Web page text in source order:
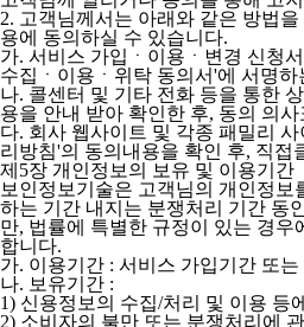
2. 고객님께서는 아래와 같은 방법을
용에 동의하실 수 있습니다.
가. 서비스 가입ㆍ이용ㆍ변경 신청
수집ㆍ이용ㆍ위탁 동의서'에 서명하
나. 콜센터 및 기타 전화 등을 통한
용을 안내 받아 확인한 후, 동의 의
다. 회사 웹사이트 및 각종 패밀리
리방침'의 동의내용을 확인 후, 직접
제5장 개인정보의 보유 및 이용기간
보인정보기술은 고객님의 개인정보
하는 기간 내지는 분쟁처리 기간 동
만, 법률에 특별한 규정이 있는 경우
합니다.
가. 이용기간 : 서비스 가입기간 또
나. 보유기간 :
1) 신용정보의 수집/처리 및 이용 등
2) 소비자의 불만 또는 분쟁처리에